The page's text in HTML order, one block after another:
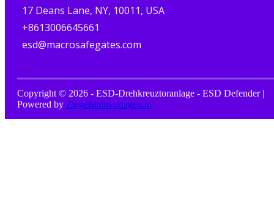
17 Deans Lane, NY, 10011, USA
+8613006645661
esd@macrosafegates.com
Copyright © 2026 - ESD-Drehkreuztoranlage - ESD Defender |
Powered by Ziegelsteinvorlagen.io